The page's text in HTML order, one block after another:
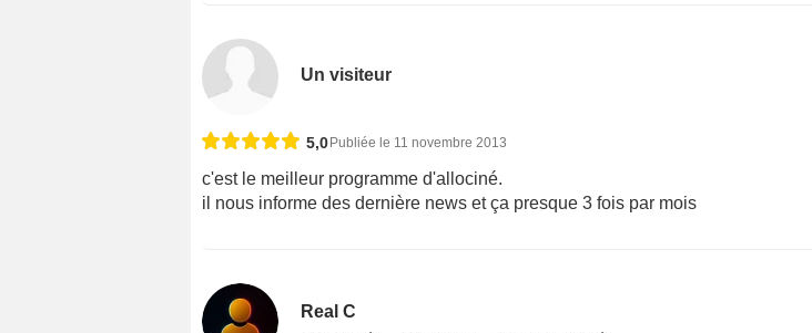
Un visiteur
5,0 Publiée le 11 novembre 2013
c'est le meilleur programme d'allociné.
il nous informe des dernière news et ça presque 3 fois par mois
Real C